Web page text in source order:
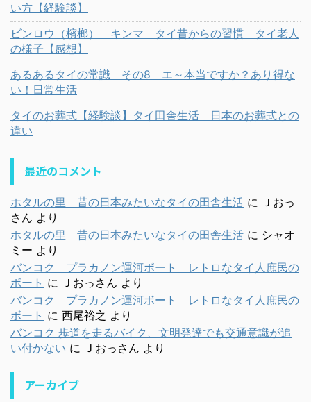
い方【経験談】
ビンロウ（檳榔） キンマ タイ昔からの習慣 タイ老人
の様子【感想】
あるあるタイの常識 その8 エ～本当ですか？あり得な
い！日常生活
タイのお葬式【経験談】タイ田舎生活 日本のお葬式との
違い
最近のコメント
ホタルの里 昔の日本みたいなタイの田舎生活 に Ｊおっ
さん より
ホタルの里 昔の日本みたいなタイの田舎生活 に シャオ
ミー より
バンコク プラカノン運河ボート レトロなタイ人庶民の
ボート に Ｊおっさん より
バンコク プラカノン運河ボート レトロなタイ人庶民の
ボート に 西尾裕之 より
バンコク 歩道を走るバイク、文明発達でも交通意識が追
い付かない に Ｊおっさん より
アーカイブ